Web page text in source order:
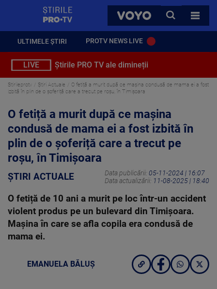
VOYO
CAUTA
TOATE
ULTIMELE ȘTIRI PROTV NEWS LIVE
LIVE Știrile PRO TV ale dimineții
Stirileprotv Știri Actuale
O fetiță a murit după ce mașina condusă de mama ei a fost
izbită în plin de o șoferiță care a trecut pe roșu, în Timișoara
O fetiță a murit după ce mașina
condusă de mama ei a fost izbită în
plin de o șoferiță care a trecut pe
roșu, în Timișoara
ȘTIRI ACTUALE Data publicării: 05-11-2024 | 16:07
Data actualizării: 11-08-2025 | 18:40
O fetiță de 10 ani a murit pe loc într-un accident
violent produs pe un bulevard din Timişoara.
Maşina în care se afla copila era condusă de
mama ei.
EMANUELA BĂLUȘ